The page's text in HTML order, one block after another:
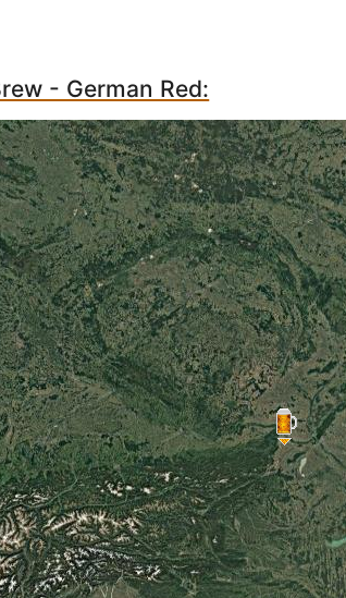
- German Red: